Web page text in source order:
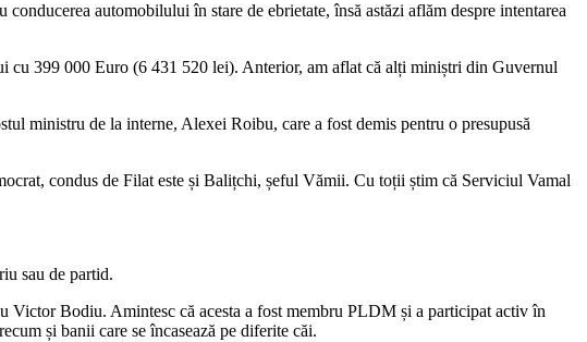
automobilului în stare de ebrietate, însă astăzi aflăm despre intentarea
cu 399 000 Euro (6 431 520 lei). Anterior, am aflat că alți miniștri din Guvernul
ministru de la interne, Alexei Roibu, care a fost demis pentru o presupusă
condus de Filat este și Balițchi, șeful Vămii. Cu toții știm că Serviciul Vamal
sau de partid.
Bodiu. Amintesc că acesta a fost membru PLDM și a participat activ în
și banii care se încasează pe diferite căi.